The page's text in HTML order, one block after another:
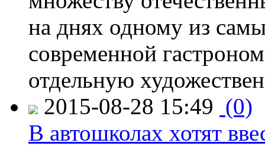
на днях одному из
современной
отдельную
2015-08-28 15:49 (0)
В автошколах хотят